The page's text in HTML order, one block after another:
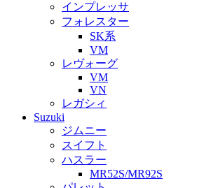
インプレッサ
フォレスター
SK系
VM
レヴォーグ
VM
VN
レガシィ
Suzuki
ジムニー
スイフト
ハスラー
MR52S/MR92S